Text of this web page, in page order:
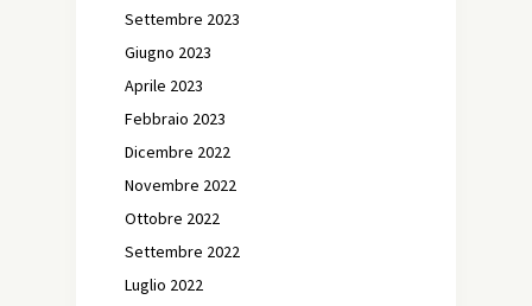
Settembre 2023
Giugno 2023
Aprile 2023
Febbraio 2023
Dicembre 2022
Novembre 2022
Ottobre 2022
Settembre 2022
Luglio 2022